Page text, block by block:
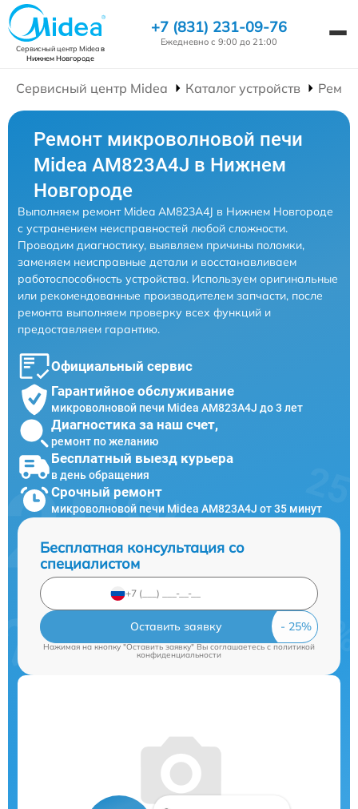
Сервисный центр Mideaв
Нижнем Новгороде
+7 (831) 231-09-76
Ежедневно с 9:00 до 21:00
Сервисный центр Midea Каталог устройств
Ремонт микроволновой печи
Midea AM823A4J в Нижнем
Новгороде
Выполняем ремонт Midea AM823A4J в Нижнем Новгороде
с устранением неисправностей любой сложности.
Проводим диагностику, выявляем причины поломки,
заменяем неисправные детали и восстанавливаем
работоспособность устройства. Используем оригинальные
или рекомендованные производителем запчасти, после
ремонта выполняем проверку всех функций и
предоставляем гарантию.
Официальный сервис
Гарантийное обслуживание
микроволновой печи Midea AM823A4J до 3 лет
Диагностика за наш счет,
ремонт по желанию
Бесплатный выезд курьера
в день обращения
Срочный ремонт
микроволновой печи Midea AM823A4J от 35 минут
Бесплатная консультация со
специалистом
Оставить заявку
Нажимая на кнопку "Оставить заявку" Вы соглашаетесь cполитикой
конфиденциальности